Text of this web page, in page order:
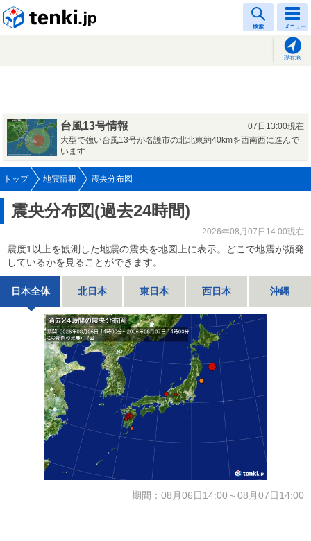
検索 メニュー
現在地
台風13号情報
07日13:00現在
大型で強い台風13号が名護市の北北東約40kmを西南西に進んで
います
トップ 地震情報 震央分布図
震央分布図(過去24時間)
2026年08月07日14:00現在
震度1以上を観測した地震の震央を地図上に表示。どこで地震が頻発
しているかを見ることができます。
日本全体 北日本 東日本 西日本 沖縄
期間：08月06日14:00～08月07日14:00